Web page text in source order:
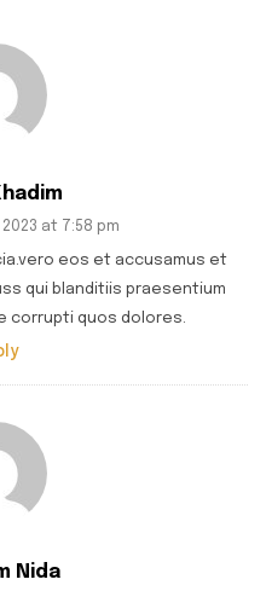
at 7:58 pm
eos et accusamus et
qui blanditiis praesentium
corrupti quos dolores.
Nida